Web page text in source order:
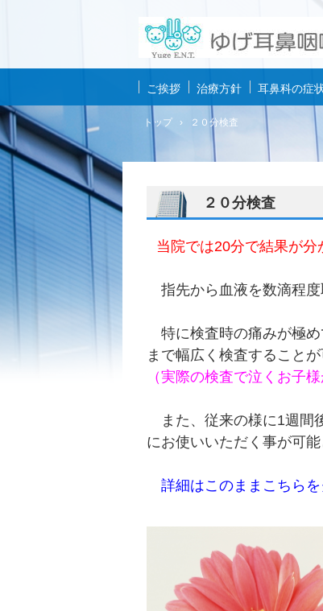
ご挨拶 治療方針 耳鼻科の症
トップ › ２０分検査
２０分検査
当院では20分で結果が分
指先から血液を数滴程度
特に検査時の痛みが極め
まで幅広く検査することが
（実際の検査で泣くお子
また、従来の様に1週間
にお使いいただく事が可能
詳細はこのままこちら